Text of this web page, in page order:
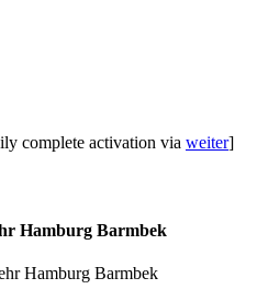
complete activation via weiter]
Hamburg Barmbek